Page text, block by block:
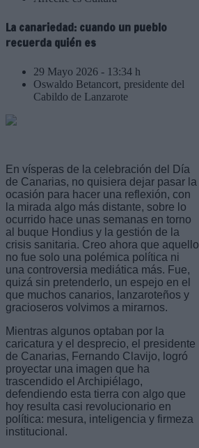
La canariedad: cuando un pueblo
recuerda quién es
29 Mayo 2026 - 13:34 h
Oswaldo Betancort, presidente del
Cabildo de Lanzarote
En vísperas de la celebración del Día
de Canarias, no quisiera dejar pasar la
ocasión para hacer una reflexión, con
la mirada algo más distante, sobre lo
ocurrido hace unas semanas en torno
al buque Hondius y la gestión de la
crisis sanitaria. Creo ahora que aquello
no fue solo una polémica política ni
una controversia mediática más. Fue,
quizá sin pretenderlo, un espejo en el
que muchos canarios, lanzaroteños y
gracioseros volvimos a mirarnos.
Mientras algunos optaban por la
caricatura y el desprecio, el presidente
de Canarias, Fernando Clavijo, logró
proyectar una imagen que ha
trascendido el Archipiélago,
defendiendo esta tierra con algo que
hoy resulta casi revolucionario en
política: mesura, inteligencia y firmeza
institucional.